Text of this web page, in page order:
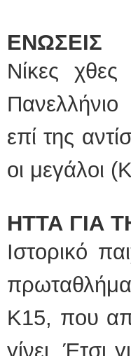
ΕΝΩΣΕΙΣ
Νίκες
επί της
οι μεγάλοι
ΗΤΤΑ ΓΙΑ
Ιστορικό
Κ15, που
γίνει. Έτσι